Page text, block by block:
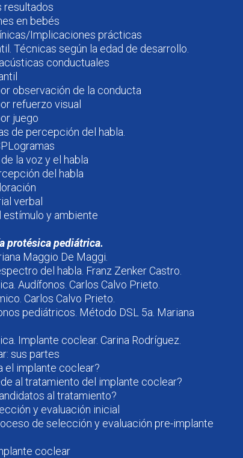
resultados
en bebés
Implicaciones prácticas
Técnicas según la edad de desarrollo.
conductuales
observación de la conducta
refuerzo visual
juego
de percepción del habla.
la voz y el habla
del habla
verbal
estímulo y ambiente
protésica pediátrica.
Maggio De Maggi.
del habla. Franz Zenker Castro.
Audífonos. Carlos Calvo Prieto.
Carlos Calvo Prieto.
pediátricos. Método DSL 5a. Mariana
Implante coclear. Carina Rodríguez.
sus partes
el implante coclear?
al tratamiento del implante coclear?
al tratamiento?
y evaluación inicial
de selección y evaluación pre-implante
coclear